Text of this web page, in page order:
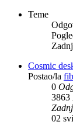
Teme
Cosmic
Postao/la
0
3863
02